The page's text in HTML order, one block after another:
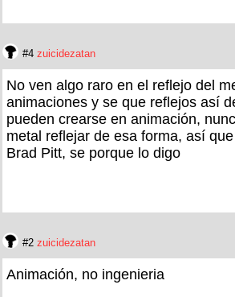
#4 zuicidezatan
No ven algo raro en el reflejo del
animaciones y se que reflejos así
pueden crearse en animación,
metal reflejar de esa forma, así que
Brad Pitt, se porque lo digo
#2 zuicidezatan
Animación, no ingenieria